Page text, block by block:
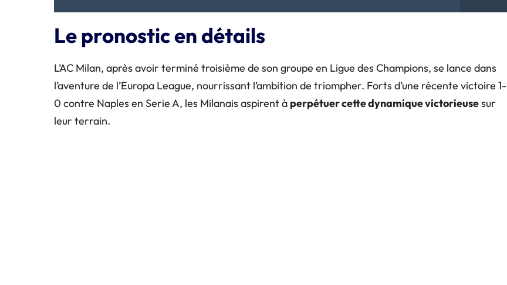
Le pronostic en détails
L’AC Milan, après avoir terminé troisième de son groupe en Ligue des Champions, se lance dans
l’aventure de l’Europa League, nourrissant l’ambition de triompher. Forts d’une récente victoire 1-
0 contre Naples en Serie A, les Milanais aspirent à perpétuer cette dynamique victorieusesur
leur terrain.